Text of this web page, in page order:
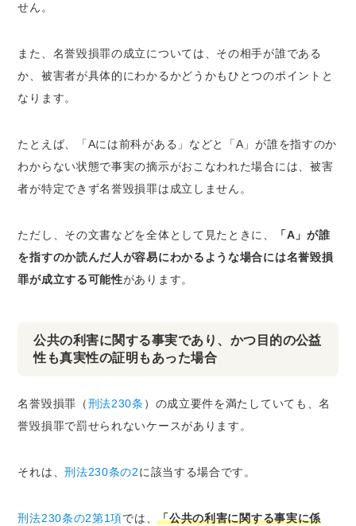
せん。
また、名誉毀損罪の成立については、その相手が誰である
か、被害者が具体的にわかるかどうかもひとつのポイントと
なります。
たとえば、「Aには前科がある」などと「A」が誰を指すのか
わからない状態で事実の摘示がおこなわれた場合には、被害
者が特定できず名誉毀損罪は成立しません。
ただし、その文書などを全体として見たときに、
「A」が誰
を指すのか読んだ人が容易にわかるような場合には名誉毀損
罪が成立する可能性があります。
公共の利害に関する事実であり、かつ目的の公益
性も真実性の証明もあった場合
名誉毀損罪（刑法230条 ）の成立要件を満たしていても、名
誉毀損罪で罰せられないケースがあります。
それは、刑法230条の2に該当する場合です。
刑法230条の2第1項では、「公共の利害に関する事実に係